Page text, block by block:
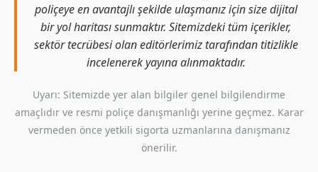
poliçeye en avantajlı şekilde ulaşmanız için size dijital
bir yol haritası sunmaktır. Sitemizdeki tüm içerikler,
sektör tecrübesi olan editörlerimiz tarafından titizlikle
incelenerek yayına alınmaktadır.
Uyarı: Sitemizde yer alan bilgiler genel bilgilendirme
amaçlıdır ve resmi poliçe danışmanlığı yerine geçmez. Karar
vermeden önce yetkili sigorta uzmanlarına danışmanız
önerilir.